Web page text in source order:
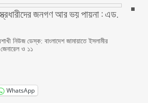
জনগণ আর ভয় পায়না : এড.
নিউজ ডেস্ক: বাংলাদেশ জামায়াতে ইসলামীর
জেনারেল ও ১১
WhatsApp